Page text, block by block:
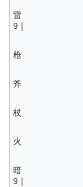
雷
9｜
枪
斧
杖
火
暗
9｜